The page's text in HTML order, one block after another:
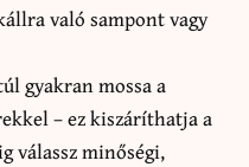
való sampont vagy
gyakran mossa a
– ez kiszáríthatja a
válassz minőségi,